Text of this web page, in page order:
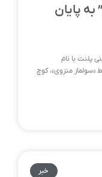
به پایان
پلنت با نام
«سولماز منزوی»، کوچ
خبر